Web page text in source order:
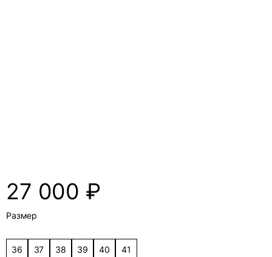
27 000 ₽
Размер
36 37 38 39 40 41